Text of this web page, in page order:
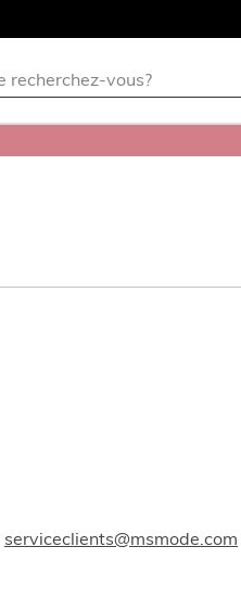
serviceclients@msmode.com